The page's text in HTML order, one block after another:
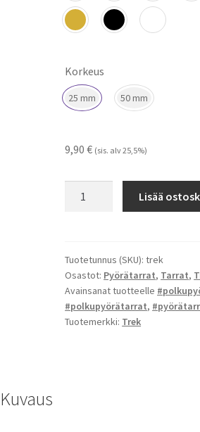
Korkeus
25 mm 50 mm
9,90€ (sis. alv 25,5%)
Lisää
Tuotetunnus (SKU):trek
Osastot: Pyörätarrat, Tarrat,
Avainsanat tuotteelle
#polkupyörätarrat,
Tuotemerkki: Trek
Kuvaus